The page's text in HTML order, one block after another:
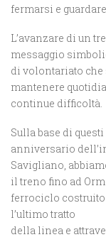
fermarsi e
L’avanzare di un
messaggio
di volontariato che
mantenere
continue difficoltà.
Sulla base di
anniversario
Savigliano,
il treno fino ad
ferrociclo
l’ultimo tratto
della linea e